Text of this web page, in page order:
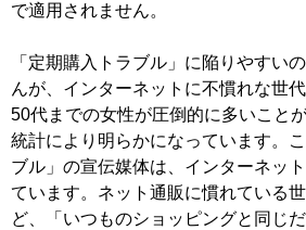
で適用されません。
「定期購入トラブル」に陥りやすい
んが、インターネットに不慣れな世
50代までの女性が圧倒的に多いこと
統計により明らかになっています。
ブル」の宣伝媒体は、インターネッ
ています。ネット通販に慣れている
ど、「いつものショッピングと同じ